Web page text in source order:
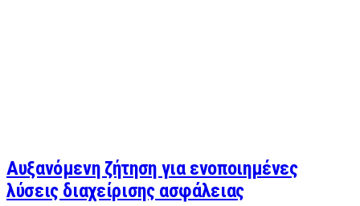
Αυξανόμενη ζήτηση για ενοποιημένες
λύσεις διαχείρισης ασφάλειας